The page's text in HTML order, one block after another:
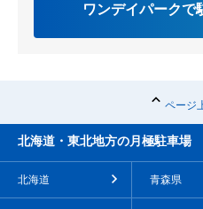
ワンデイパークで
ページ
北海道・東北地方の月極駐車場
北海道 青森県